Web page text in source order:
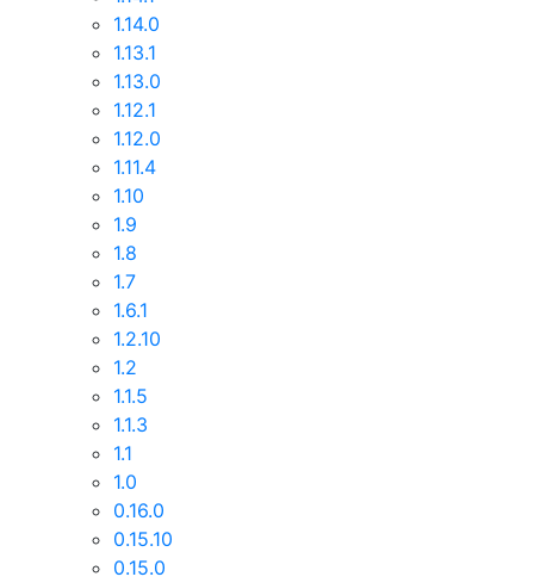
1.14.0
1.13.1
1.13.0
1.12.1
1.12.0
1.11.4
1.10
1.9
1.8
1.7
1.6.1
1.2.10
1.2
1.1.5
1.1.3
1.1
1.0
0.16.0
0.15.10
0.15.0